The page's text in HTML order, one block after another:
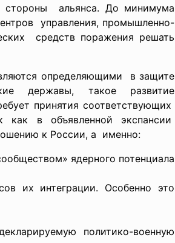
стороны альянса. До минимума
управления, промышленно-
средств поражения решать
определяющими в защите
державы, такое развитие
принятия соответствующих
как в объявленной экспансии
к России, а именно:
ядерного потенциала
их интеграции. Особенно это
политико-военную